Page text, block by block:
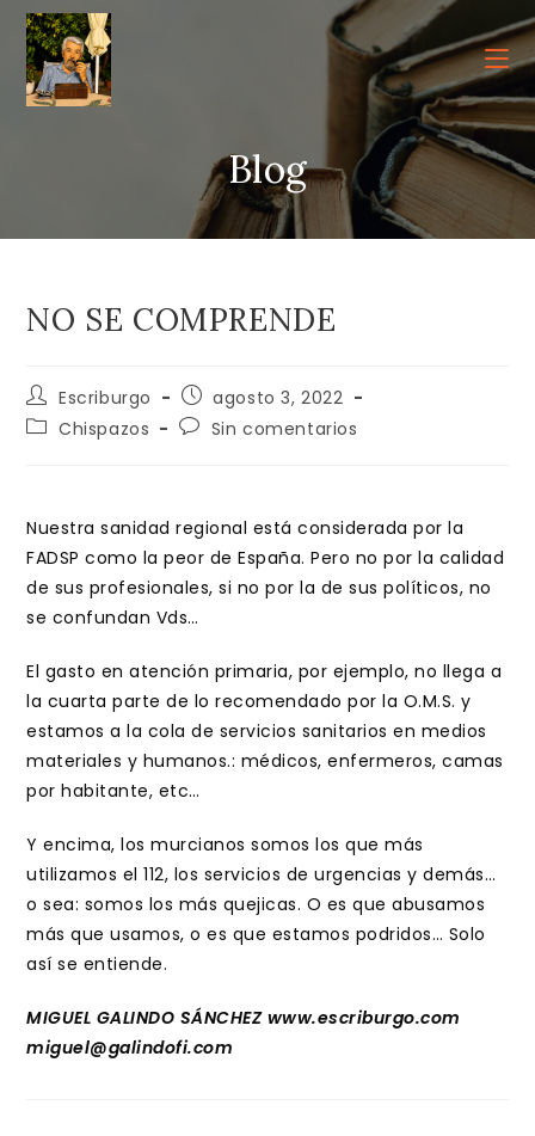
contenido
Blog
NO SE COMPRENDE
Autor
de
la
Escriburgo
Publicación
de
la
agosto 3, 2022
Categoría
Chispazos
Comentarios
Sin comentarios
Nuestra sanidad regional está considerada por la
FADSP como la peor de España. Pero no por la calidad
de sus profesionales, si no por la de sus políticos, no
se confundan Vds…
El gasto en atención primaria, por ejemplo, no llega a
la cuarta parte de lo recomendado por la O.M.S. y
estamos a la cola de servicios sanitarios en medios
materiales y humanos.: médicos, enfermeros, camas
por habitante, etc…
Y encima, los murcianos somos los que más
utilizamos el 112, los servicios de urgencias y demás…
o sea: somos los más quejicas. O es que abusamos
más que usamos, o es que estamos podridos… Solo
así se entiende.
MIGUEL GALINDO SÁNCHEZ www.escriburgo.com
miguel@galindofi.com